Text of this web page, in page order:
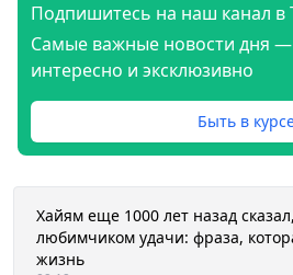
Подпишитесь на наш канал в
Самые важные новости дня
интересно и эксклюзивно
Быть в
Хайям еще 1000 лет назад
любимчиком удачи: фраза,
жизнь